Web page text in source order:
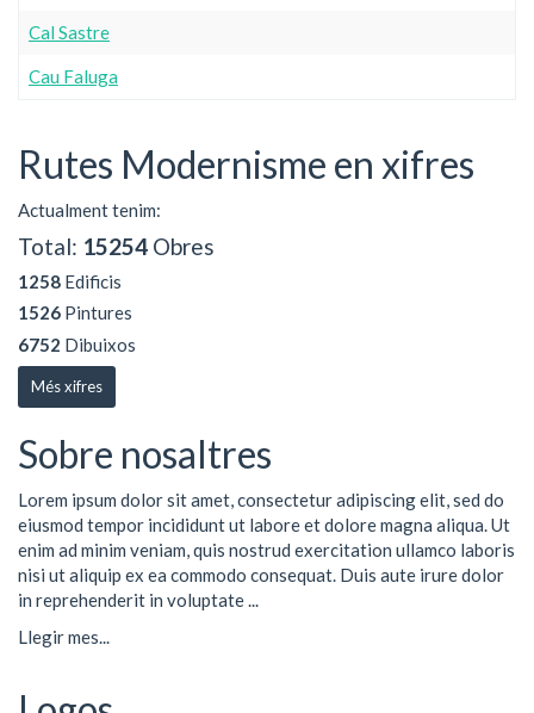
Cal Sastre
Cau Faluga
Rutes Modernisme en xifres
Actualment tenim:
Total: 15254 Obres
1258 Edificis
1526 Pintures
6752 Dibuixos
Més xifres
Sobre nosaltres
Lorem ipsum dolor sit amet, consectetur adipiscing elit, sed do
eiusmod tempor incididunt ut labore et dolore magna aliqua. Ut
enim ad minim veniam, quis nostrud exercitation ullamco laboris
nisi ut aliquip ex ea commodo consequat. Duis aute irure dolor
in reprehenderit in voluptate ...
Llegir mes...